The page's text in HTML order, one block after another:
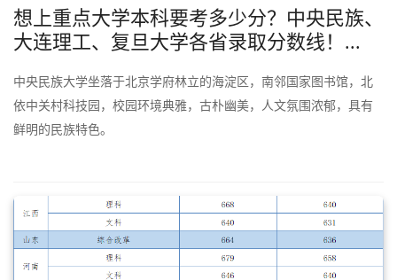
想上重点大学本科要考多少分？中央民族、
大连理工、复旦大学各省录取分数线！...
中央民族大学坐落于北京学府林立的海淀区，南邻国家图书馆，北
依中关村科技园，校园环境典雅，古朴幽美，人文氛围浓郁，具有
鲜明的民族特色。